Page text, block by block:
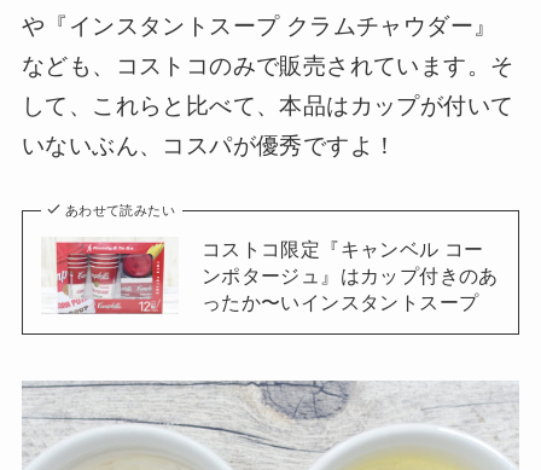
や『インスタントスープ クラムチャウダー』
なども、コストコのみで販売されています。そ
して、これらと比べて、本品はカップが付いて
いないぶん、コスパが優秀ですよ！
あわせて読みたい
コストコ限定『キャンベル コー
ンポタージュ』はカップ付きのあ
ったか〜いインスタントスープ